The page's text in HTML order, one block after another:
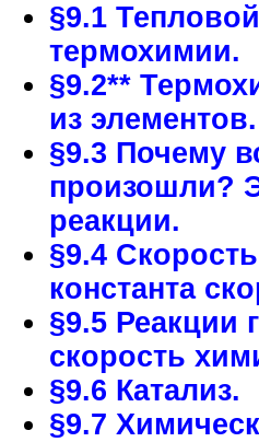
§9.1
термохимии.
§9.2**
из
§9.3 Почему
произошли?
реакции.
§9.4
константа
§9.5 Реакции
скорость
§9.6 Катализ.
§9.7